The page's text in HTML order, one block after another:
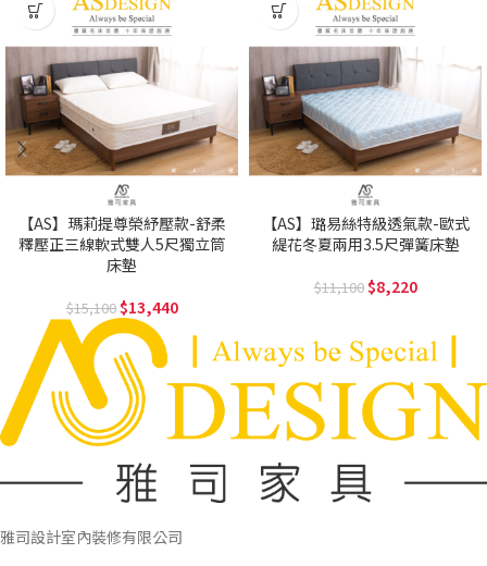
【AS】瑪莉提尊榮紓壓款-舒柔
釋壓正三線軟式雙人5尺獨立筒
床墊
15,100 13,440
【AS】璐易絲特級透氣款-歐式
緹花冬夏兩用3.5尺彈簧床墊
11,100 8,220
雅司設計室內裝修有限公司